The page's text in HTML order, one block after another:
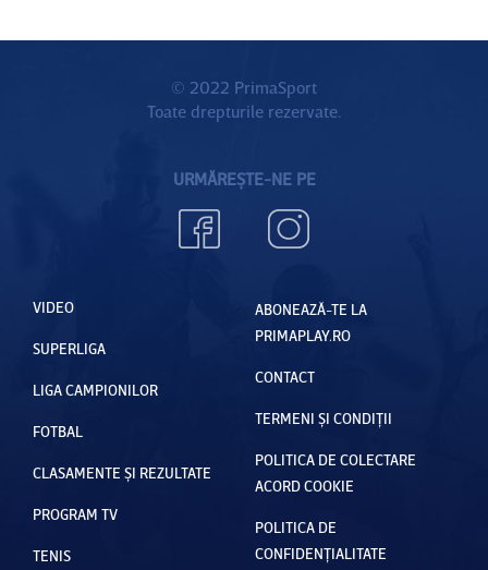
© 2022 PrimaSport
Toate drepturile rezervate.
URMĂREȘTE-NE PE
VIDEO
SUPERLIGA
LIGA CAMPIONILOR
FOTBAL
CLASAMENTE ȘI REZULTATE
PROGRAM TV
TENIS
ABONEAZĂ-TE LA
PRIMAPLAY.RO
CONTACT
TERMENI ȘI CONDIȚII
POLITICA DE COLECTARE
ACORD COOKIE
POLITICA DE
CONFIDENȚIALITATE